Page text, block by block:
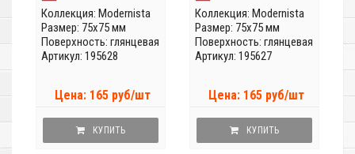
Коллекция: Modernista
Размер: 75x75 мм
Поверхность: глянцевая
Артикул: 195628
Цена: 165 руб/шт
КУПИТЬ
Коллекция: Modernista
Размер: 75x75 мм
Поверхность: глянцевая
Артикул: 195627
Цена: 165 руб/шт
КУПИТЬ